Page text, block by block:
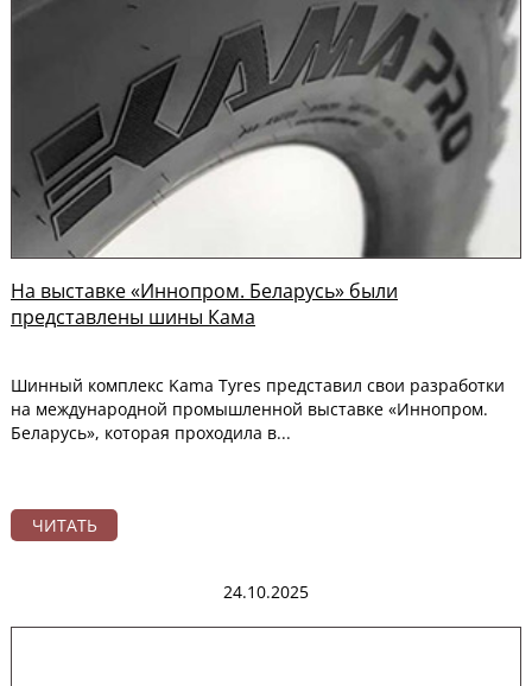
На выставке «Иннопром. Беларусь» были
представлены шины Кама
Шинный комплекс Kama Tyres представил свои разработки
на международной промышленной выставке «Иннопром.
Беларусь», которая проходила в...
ЧИТАТЬ
24.10.2025